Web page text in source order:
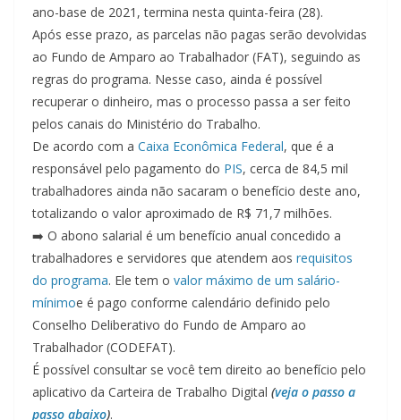
ano-base de 2021, termina nesta quinta-feira (28).
Após esse prazo, as parcelas não pagas serão devolvidas
ao Fundo de Amparo ao Trabalhador (FAT), seguindo as
regras do programa. Nesse caso, ainda é possível
recuperar o dinheiro, mas o processo passa a ser feito
pelos canais do Ministério do Trabalho.
De acordo com a Caixa Econômica Federal, que é a
responsável pelo pagamento do PIS, cerca de 84,5 mil
trabalhadores ainda não sacaram o benefício deste ano,
totalizando o valor aproximado de R$ 71,7 milhões.
➡️ O abono salarial é um benefício anual concedido a
trabalhadores e servidores que atendem aos requisitos
do programa. Ele tem o valor máximo de um salário-
mínimoe é pago conforme calendário definido pelo
Conselho Deliberativo do Fundo de Amparo ao
Trabalhador (CODEFAT).
É possível consultar se você tem direito ao benefício pelo
aplicativo da Carteira de Trabalho Digital (veja o passo a
passo abaixo).